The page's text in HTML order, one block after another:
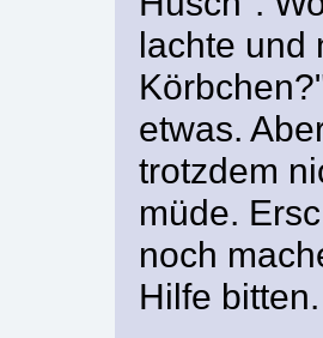
lachte und
etwas.
trotzdem
müde.
noch
Hilfe bitten.